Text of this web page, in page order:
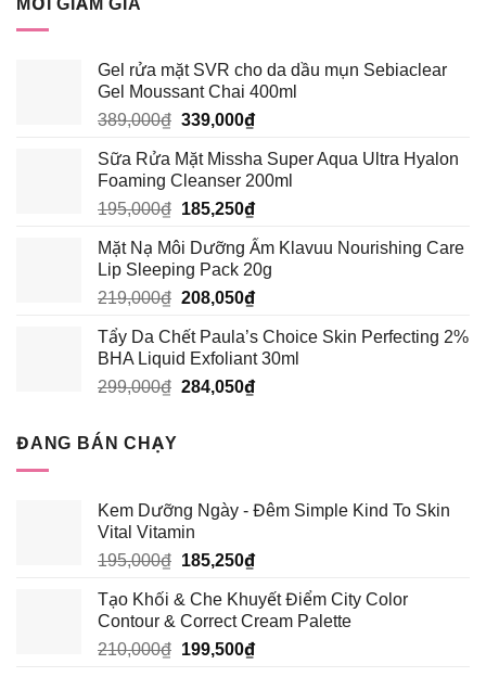
Gel rửa mặt SVR cho da dầu mụn Sebiaclear
Gel Moussant Chai 400ml
389,000₫ Giá
là:
389,000₫.
339,000₫Giá
tại
là:
339,000₫.
Sữa Rửa Mặt Missha Super Aqua Ultra Hyalon
Foaming Cleanser 200ml
195,000₫ Giá
là:
195,000₫.
185,250₫Giá
tại
là:
185,250₫.
Mặt Nạ Môi Dưỡng Ẩm Klavuu Nourishing Care
Lip Sleeping Pack 20g
219,000₫ Giá
là:
219,000₫.
208,050₫Giá
tại
là:
208,050₫.
Tẩy Da Chết Paula’s Choice Skin Perfecting 2%
BHA Liquid Exfoliant 30ml
299,000₫ Giá
284,050₫Giá
ĐANG BÁN CHẠY
Kem Dưỡng Ngày - Đêm Simple Kind To Skin
Vital Vitamin
195,000₫ Giá
là:
195,000₫.
185,250₫Giá
tại
là:
185,250₫.
Tạo Khối & Che Khuyết Điểm City Color
Contour & Correct Cream Palette
210,000₫ Giá
199,500₫Giá